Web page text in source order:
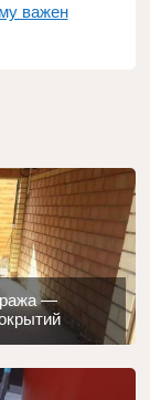
важен
—